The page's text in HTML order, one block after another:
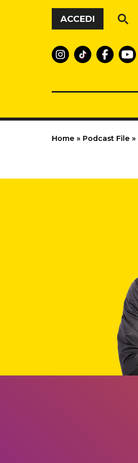
Vai al contenuto
ACCEDI
Home » Podcast File »